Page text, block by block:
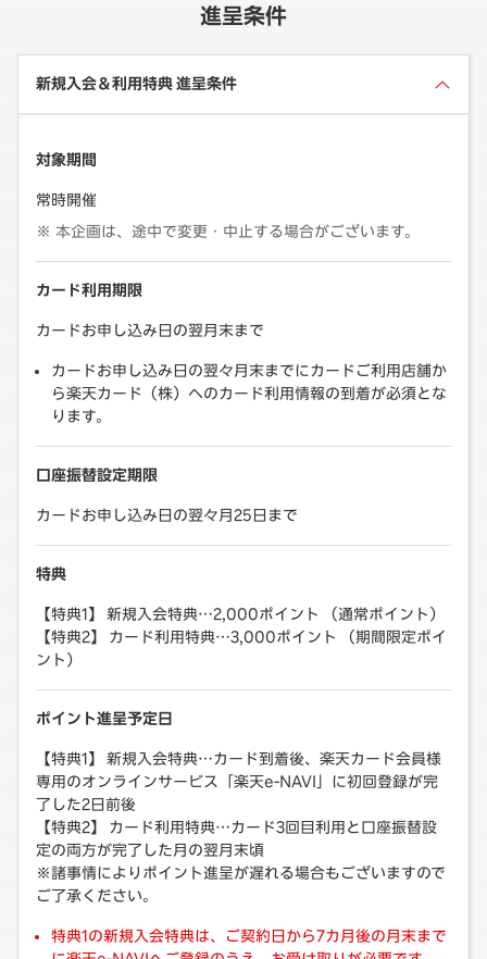
進呈条件
新規入会＆利用特典 進呈条件
対象期間
常時開催
本企画は、途中で変更・中止する場合がございます。
カード利用期限
カードお申し込み日の翌月末まで
カードお申し込み日の翌々月末までにカードご利用店舗か
ら楽天カード（株）へのカード利用情報の到着が必須とな
ります。
口座振替設定期限
カードお申し込み日の翌々月25日まで
特典
【特典1】 新規入会特典…2,000ポイント （通常ポイント）
【特典2】 カード利用特典…3,000ポイント （期間限定ポイ
ント）
ポイント進呈予定日
【特典1】 新規入会特典…カード到着後、楽天カード会員様
専用のオンラインサービス「楽天e-NAVI」に初回登録が完
了した2日前後
【特典2】 カード利用特典…カード3回目利用と口座振替設
定の両方が完了した月の翌月末頃
※諸事情によりポイント進呈が遅れる場合もございますので
ご了承ください。
特典1の新規入会特典は、ご契約日から7カ月後の月末まで